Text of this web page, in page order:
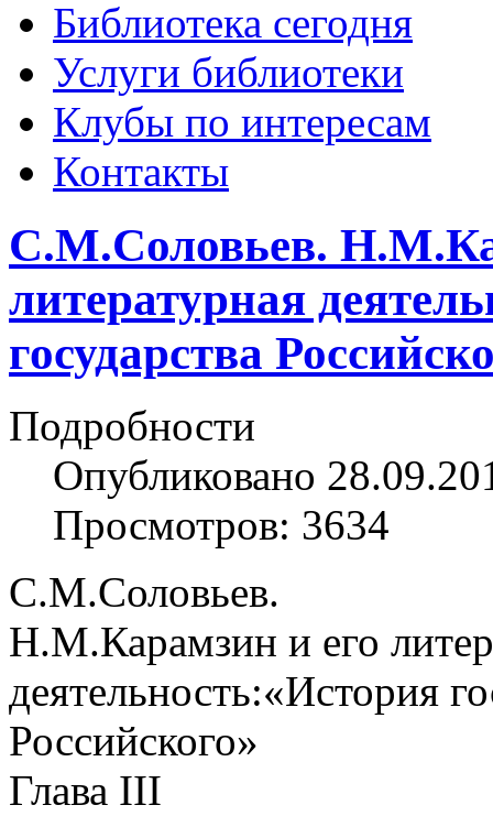
Библиотека сегодня
Услуги библиотеки
Клубы по интересам
Контакты
С.М.Соловьев.
литературная
государства
Подробности
Опубликовано
Просмотров: 3634
С.М.Соловьев.
Н.М.Карамзин и его
деятельность:«История
Российского»
Глава III